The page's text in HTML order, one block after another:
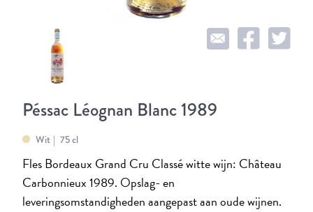
Péssac Léognan Blanc 1989
Wit 75 cl
Fles Bordeaux Grand Cru Classé witte wijn: Château
Carbonnieux 1989. Opslag- en
leveringsomstandigheden aangepast aan oude wijnen.